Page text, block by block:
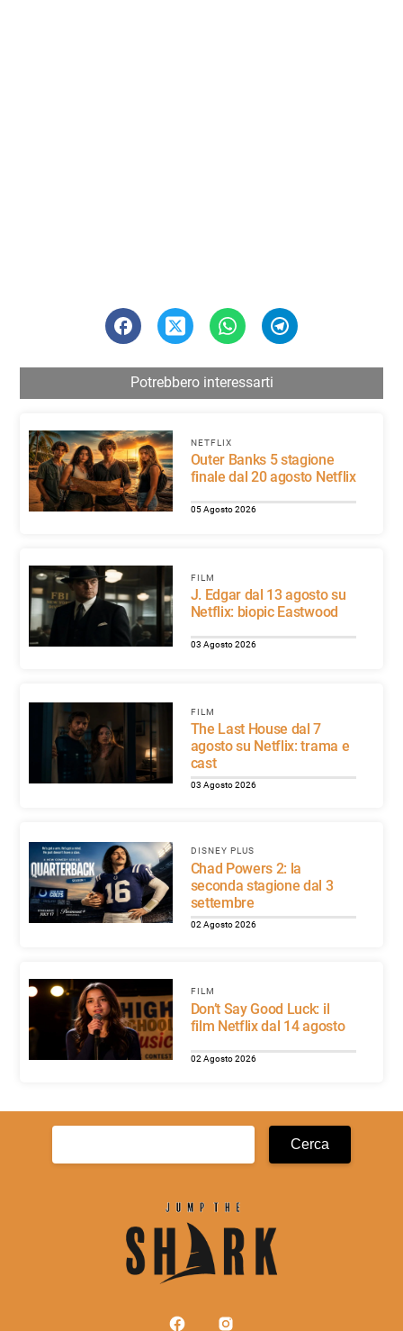
Potrebbero interessarti
NETFLIX
Outer Banks 5 stagione
finale dal 20 agosto Netflix
05 Agosto 2026
FILM
J. Edgar dal 13 agosto su
Netflix: biopic Eastwood
03 Agosto 2026
FILM
The Last House dal 7
agosto su Netflix: trama e
cast
03 Agosto 2026
DISNEY PLUS
Chad Powers 2: la
seconda stagione dal 3
settembre
02 Agosto 2026
FILM
Don’t Say Good Luck: il
film Netflix dal 14 agosto
02 Agosto 2026